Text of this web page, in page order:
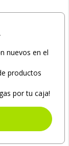
nuevos en el
productos
por tu caja!